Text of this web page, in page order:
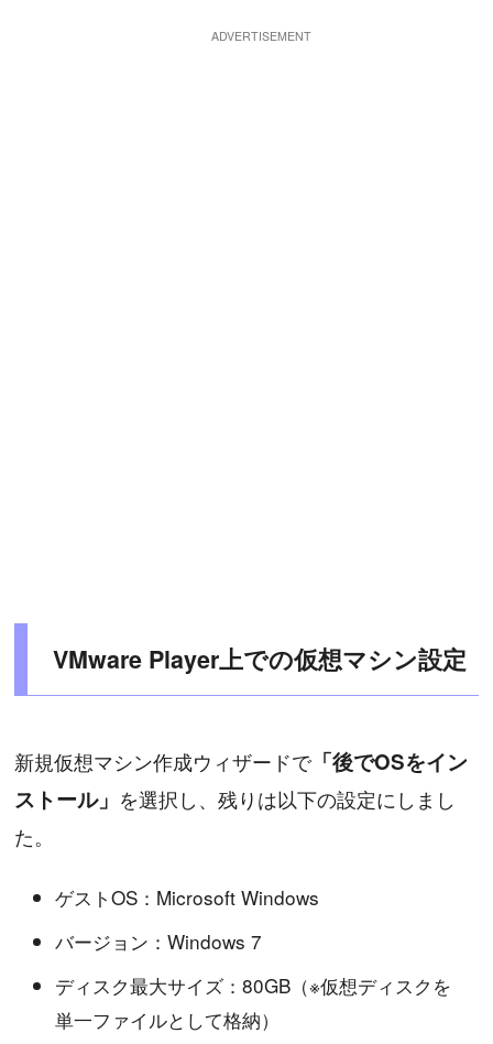
VMware Player上での仮想マシン設定
新規仮想マシン作成ウィザードで「後でOSをイン
ストール」 を選択し、残りは以下の設定にしまし
た。
ゲストOS：Microsoft Windows
バージョン：Windows 7
ディスク最大サイズ：80GB（※仮想ディスクを
単一ファイルとして格納）